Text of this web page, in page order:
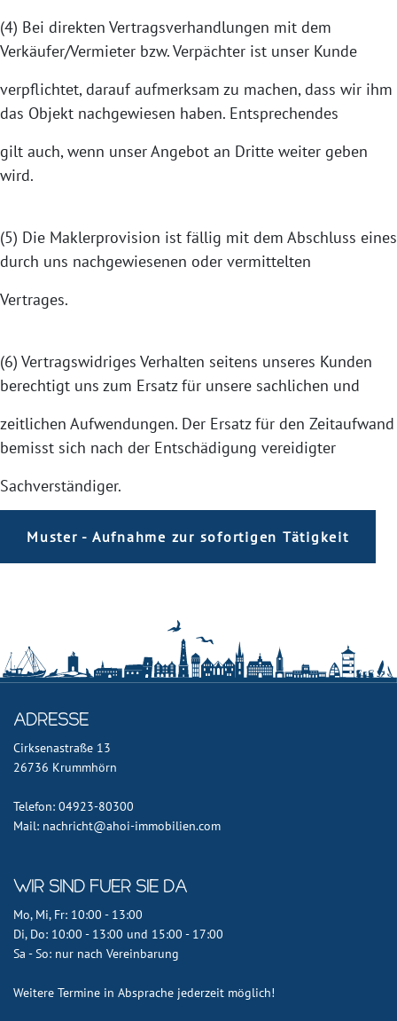
(4) Bei direkten Vertragsverhandlungen mit dem
Verkäufer/Vermieter bzw. Verpächter ist unser Kunde
verpflichtet, darauf aufmerksam zu machen, dass wir ihm
das Objekt nachgewiesen haben. Entsprechendes
gilt auch, wenn unser Angebot an Dritte weiter geben
wird.
(5) Die Maklerprovision ist fällig mit dem Abschluss eines
durch uns nachgewiesenen oder vermittelten
Vertrages.
(6) Vertragswidriges Verhalten seitens unseres Kunden
berechtigt uns zum Ersatz für unsere sachlichen und
zeitlichen Aufwendungen. Der Ersatz für den Zeitaufwand
bemisst sich nach der Entschädigung vereidigter
Sachverständiger.
Muster - Aufnahme zur sofortigen Tätigkeit
Adresse
Cirksenastraße 13
26736 Krummhörn
Telefon: 04923-80300
Mail: nachricht@ahoi-immobilien.com
Wir sind fuer Sie da
Mo, Mi, Fr: 10:00 - 13:00
Di, Do: 10:00 - 13:00 und 15:00 - 17:00
Sa - So: nur nach Vereinbarung
Weitere Termine in Absprache jederzeit möglich!